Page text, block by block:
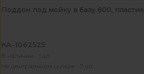
Поддон под мойку в базу 800, пластик
КА-1062525
В наличии - 1 шт
На центральном складе - 7 шт